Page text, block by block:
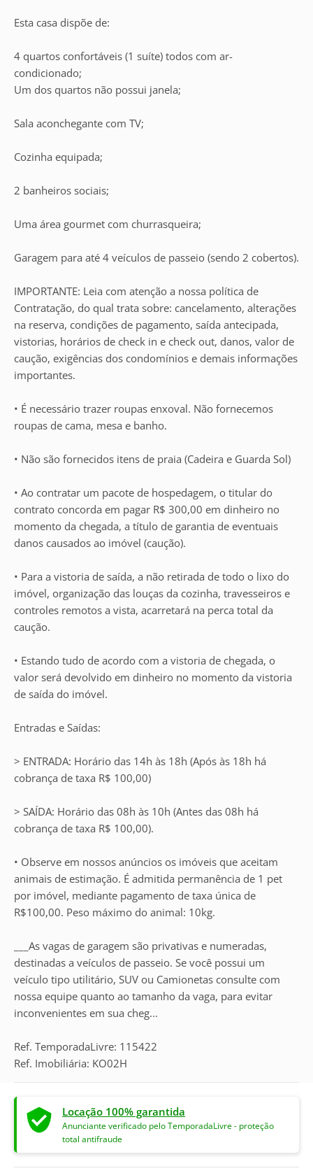
Esta casa dispõe de:
4 quartos confortáveis (1 suíte) todos com ar-
condicionado;
Um dos quartos não possui janela;
Sala aconchegante com TV;
Cozinha equipada;
2 banheiros sociais;
Uma área gourmet com churrasqueira;
Garagem para até 4 veículos de passeio (sendo 2 cobertos).
IMPORTANTE: Leia com atenção a nossa política de
Contratação, do qual trata sobre: cancelamento, alterações
na reserva, condições de pagamento, saída antecipada,
vistorias, horários de check in e check out, danos, valor de
caução, exigências dos condomínios e demais informações
importantes.
• É necessário trazer roupas enxoval. Não fornecemos
roupas de cama, mesa e banho.
• Não são fornecidos itens de praia (Cadeira e Guarda Sol)
• Ao contratar um pacote de hospedagem, o titular do
contrato concorda em pagar R$ 300,00 em dinheiro no
momento da chegada, a título de garantia de eventuais
danos causados ao imóvel (caução).
• Para a vistoria de saída, a não retirada de todo o lixo do
imóvel, organização das louças da cozinha, travesseiros e
controles remotos a vista, acarretará na perca total da
caução.
• Estando tudo de acordo com a vistoria de chegada, o
valor será devolvido em dinheiro no momento da vistoria
de saída do imóvel.
Entradas e Saídas:
> ENTRADA: Horário das 14h às 18h (Após às 18h há
cobrança de taxa R$ 100,00)
> SAÍDA: Horário das 08h às 10h (Antes das 08h há
cobrança de taxa R$ 100,00).
• Observe em nossos anúncios os imóveis que aceitam
animais de estimação. É admitida permanência de 1 pet
por imóvel, mediante pagamento de taxa única de
R$100,00. Peso máximo do animal: 10kg.
___As vagas de garagem são privativas e numeradas,
destinadas a veículos de passeio. Se você possui um
veículo tipo utilitário, SUV ou Camionetas consulte com
nossa equipe quanto ao tamanho da vaga, para evitar
inconvenientes em sua cheg...
Ref. TemporadaLivre: 115422
Ref. Imobiliária: KO02H
Locação 100% garantida
Anunciante verificado pelo TemporadaLivre - proteção
total antifraude